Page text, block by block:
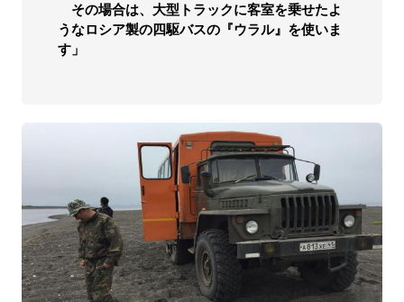
その場合は、大型トラックに客室を乗せたよ
うなロシア製の四駆バスの『ウラル』を使いま
す」